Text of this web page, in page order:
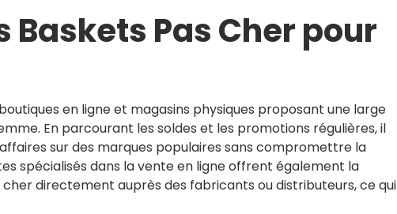
Baskets Pas Cher pour
en ligne et magasins physiques proposant une large
En parcourant les soldes et les promotions régulières, il
sur des marques populaires sans compromettre la
spécialisés dans la vente en ligne offrent également la
directement auprès des fabricants ou distributeurs, ce qui